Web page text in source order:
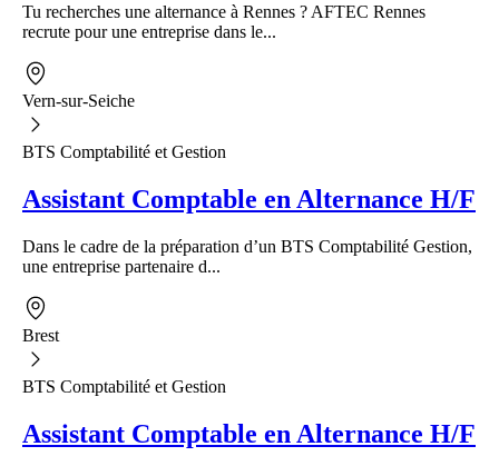
Tu recherches une alternance à Rennes ? AFTEC Rennes
recrute pour une entreprise dans le...
Vern-sur-Seiche
BTS Comptabilité et Gestion
Assistant Comptable en Alternance H/F
Dans le cadre de la préparation d’un BTS Comptabilité Gestion,
une entreprise partenaire d...
Brest
BTS Comptabilité et Gestion
Assistant Comptable en Alternance H/F